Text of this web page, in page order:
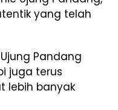
yang telah
Pandang
juga terus
lebih banyak